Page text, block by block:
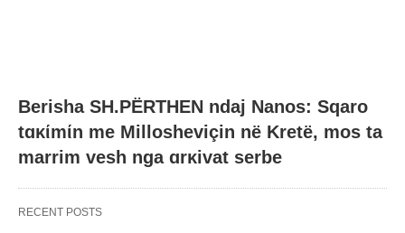
Berisha SH.PËRTHEN ndaj Nanos: Sqaro
tɑκίmίn me Millosheviçin në Kretë, mos ta
marrim vesh nga ɑrκivat serbe
RECENT POSTS